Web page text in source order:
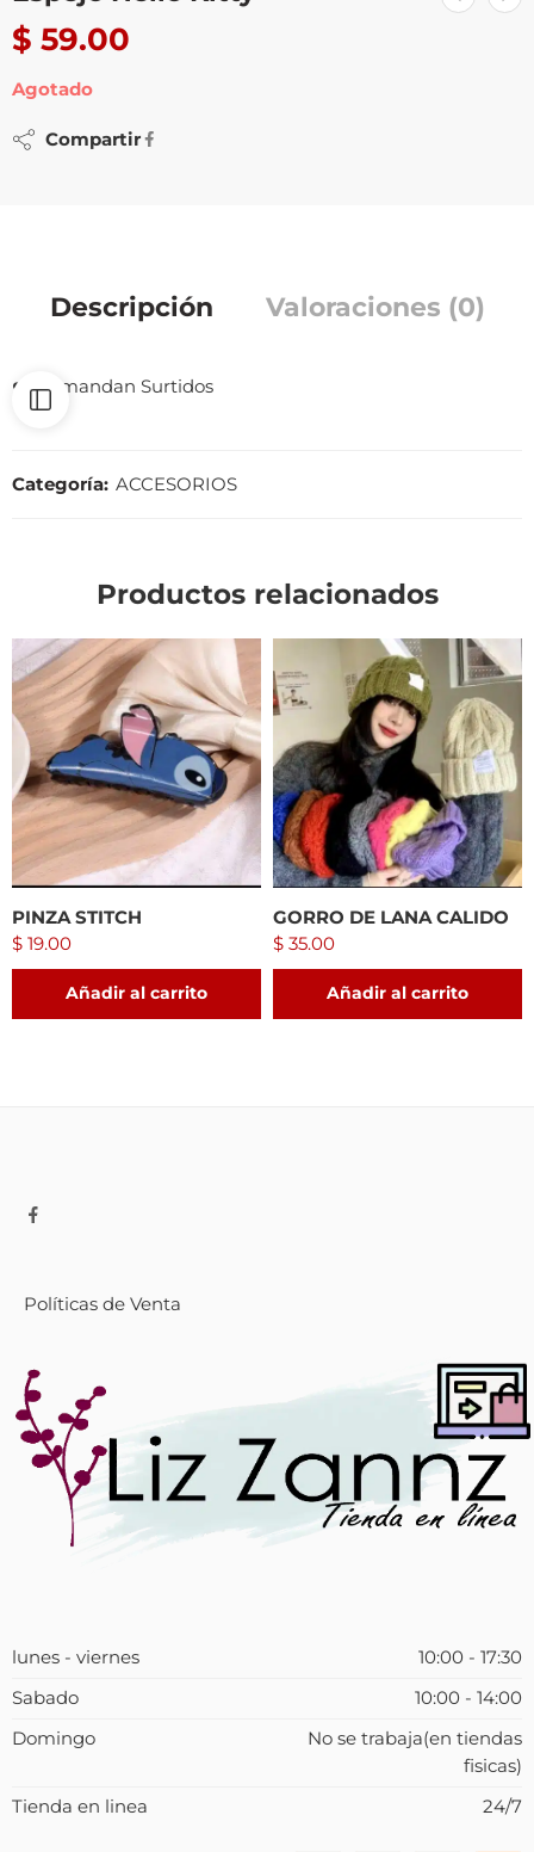
$ 59.00
Agotado
Compartir
Descripción Valoraciones (0)
❤️ Se mandan Surtidos
Categoría: ACCESORIOS
Productos relacionados
PINZA STITCH
$ 19.00
Añadir al carrito
GORRO DE LANA CALIDO
$ 35.00
Añadir al carrito
Políticas de Venta
lunes - viernes
10:00 - 17:30
Sabado
10:00 - 14:00
Domingo
No se trabaja(en tiendas
fisicas)
Tienda en linea
24/7